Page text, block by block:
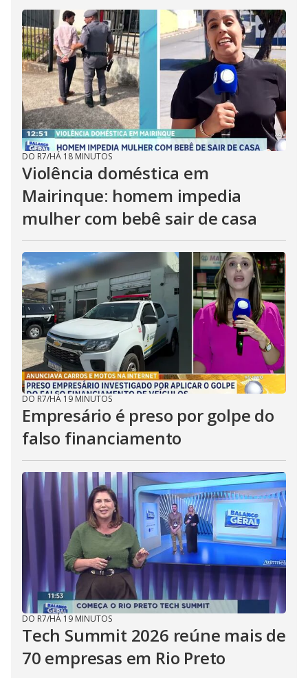
DO R7/HÁ 18 MINUTOS
Violência doméstica em
Mairinque: homem impedia
mulher com bebê sair de casa
DO R7/HÁ 19 MINUTOS
Empresário é preso por golpe do
falso financiamento
DO R7/HÁ 19 MINUTOS
Tech Summit 2026 reúne mais de
70 empresas em Rio Preto